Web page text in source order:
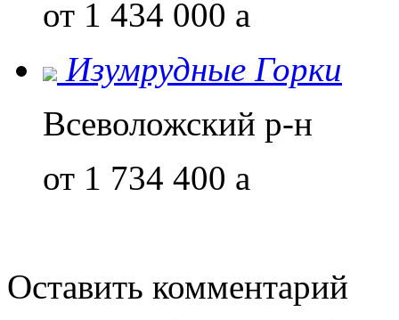
от 1 434 000 a
Изумрудные Горки
Всеволожский р-н
от 1 734 400 a
Оставить комментарий